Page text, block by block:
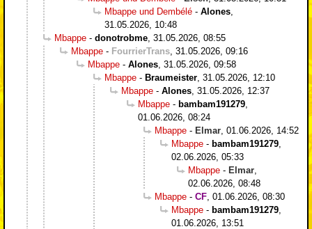
Mbappe und Dembélé - Alones
31.05.2026, 10:48
Mbappe - donotrobme 31.05.2026, 08:55
Mbappe - FourrierTrans 31.05.2026, 09:16
Mbappe - Alones 31.05.2026, 09:58
Mbappe - Braumeister 31.05.2026, 12:10
Mbappe - Alones 31.05.2026, 12:37
Mbappe - bambam191279
01.06.2026, 08:24
Mbappe - Elmar 01.06.2026, 14:52
Mbappe - bambam191279
02.06.2026, 05:33
Mbappe - Elmar
02.06.2026, 08:48
Mbappe - CF 01.06.2026, 08:30
Mbappe - bambam191279
01.06.2026, 13:51